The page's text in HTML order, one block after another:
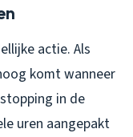
actie. Als
komt wanneer
in de
uren aangepakt